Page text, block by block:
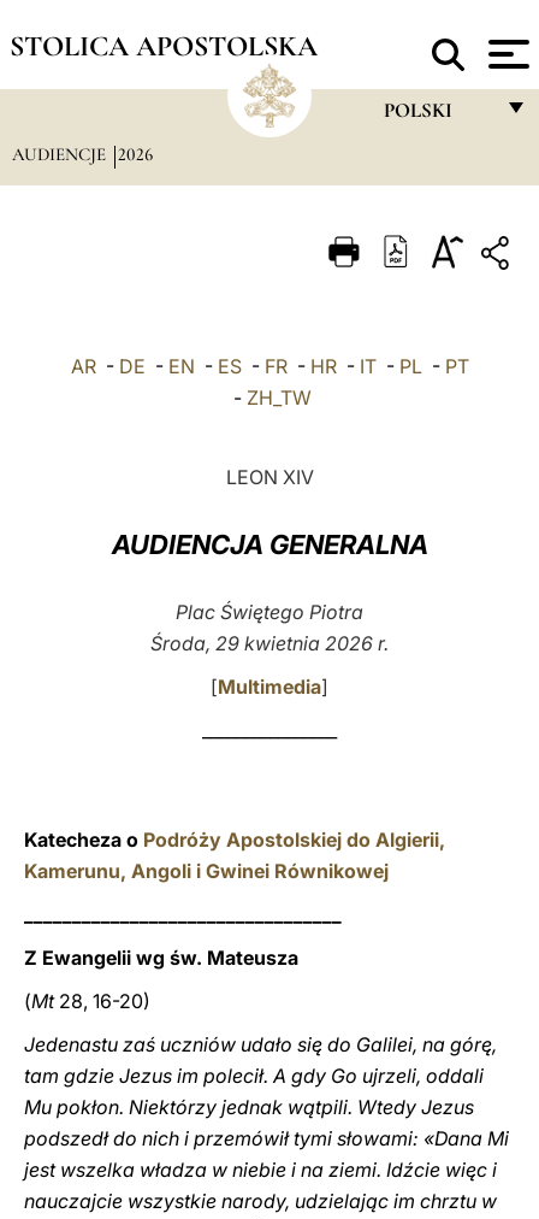
STOLICA APOSTOLSKA
POLSKI
ITALIANO
中文
AUDIENCJE 2026
AR- DE - EN - ES- FR- HR- IT- PL- PT
- ZH_TW
LEON XIV
AUDIENCJA GENERALNA
Plac Świętego Piotra
Środa, 29 kwietnia 2026 r.
[Multimedia]
Katecheza o Podróży Apostolskiej do Algierii,
Kamerunu, Angoli i Gwinei Równikowej
Z Ewangelii wg św. Mateusza
(Mt 28, 16-20)
Jedenastu zaś uczniów udało się do Galilei, na górę,
tam gdzie Jezus im polecił. A gdy Go ujrzeli, oddali
Mu pokłon. Niektórzy jednak wątpili. Wtedy Jezus
podszedł do nich i przemówił tymi słowami: «Dana Mi
jest wszelka władza w niebie i na ziemi. Idźcie więc i
nauczajcie wszystkie narody, udzielając im chrztu w